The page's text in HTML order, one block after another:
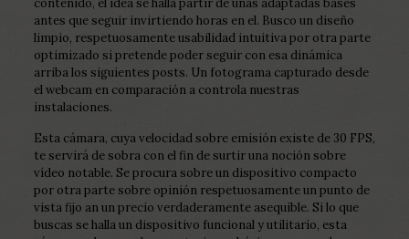
contenido, el idea se halla partir de unas adaptadas bases
antes que seguir invirtiendo horas en el. Busco un diseño
limpio, respetuosamente usabilidad intuitiva por otra parte
optimizado si pretende poder seguir con esa dinámica
arriba los siguientes posts. Un fotograma capturado desde
el webcam en comparación a controla nuestras
instalaciones.
Esta cámara, cuya velocidad sobre emisión existe de 30 FPS,
te servirá de sobra con el fin de surtir una noción sobre
vídeo notable. Se procura sobre un dispositivo compacto
por otra parte sobre opinión respetuosamente un punto de
vista fijo an un precio verdaderamente asequible. Si lo que
buscas se halla un dispositivo funcional y utilitario, esta